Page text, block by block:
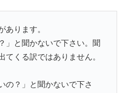
あります。
」と聞かないで下さい。聞
てくる訳ではありません。
の？」と聞かないで下さ